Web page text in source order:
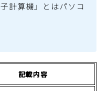
計算機」とはパソコ
記載内容